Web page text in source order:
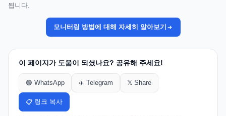
됩니다.
모니터링 방법에 대해 자세히 알아보기
이 페이지가 도움이 되셨나요? 공유해 주세요!
🟢 WhatsApp ✈️ Telegram 𝕏 Share
📋 링크 복사